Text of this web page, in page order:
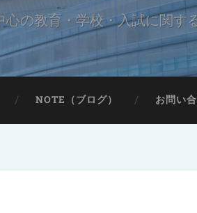
心の教育・学校・入試に関す
NOTE（ブログ） お問い